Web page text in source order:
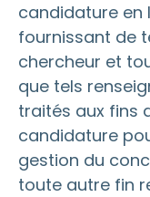
candidature en
fournissant de
chercheur et
que tels
traités aux fins
candidature
gestion du
toute autre fin